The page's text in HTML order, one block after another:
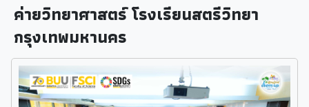
ค่ายวิทยาศาสตร์ โรงเรียนสตรีวิทยา
กรุงเทพมหานคร